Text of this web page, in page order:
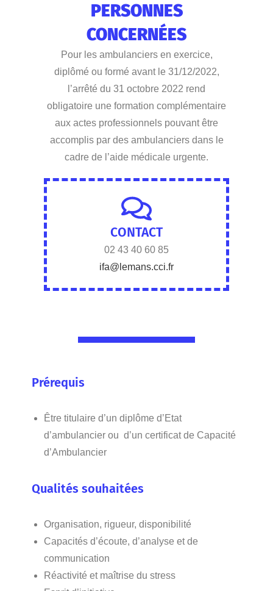
PERSONNES
CONCERNÉES
Pour les ambulanciers en exercice,
diplômé ou formé avant le 31/12/2022,
l’arrêté du 31 octobre 2022 rend
obligatoire une formation complémentaire
aux actes professionnels pouvant être
accomplis par des ambulanciers dans le
cadre de l’aide médicale urgente.
CONTACT
02 43 40 60 85
ifa@lemans.cci.fr
Prérequis
Être titulaire d’un diplôme d’Etat
d’ambulancier ou d’un certificat de Capacité
d’Ambulancier
Qualités souhaitées
Organisation, rigueur, disponibilité
Capacités d’écoute, d’analyse et de
communication
Réactivité et maîtrise du stress